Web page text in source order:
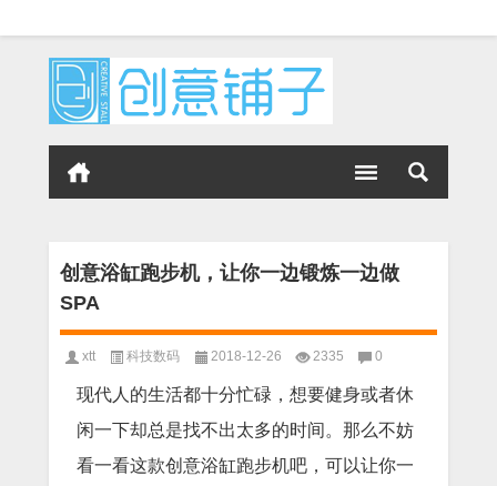
创意浴缸跑步机，让你一边锻炼一边做
SPA
xtt 科技数码 2018-12-26 2335 0
现代人的生活都十分忙碌，想要健身或者休
闲一下却总是找不出太多的时间。那么不妨
看一看这款创意浴缸跑步机吧，可以让你一